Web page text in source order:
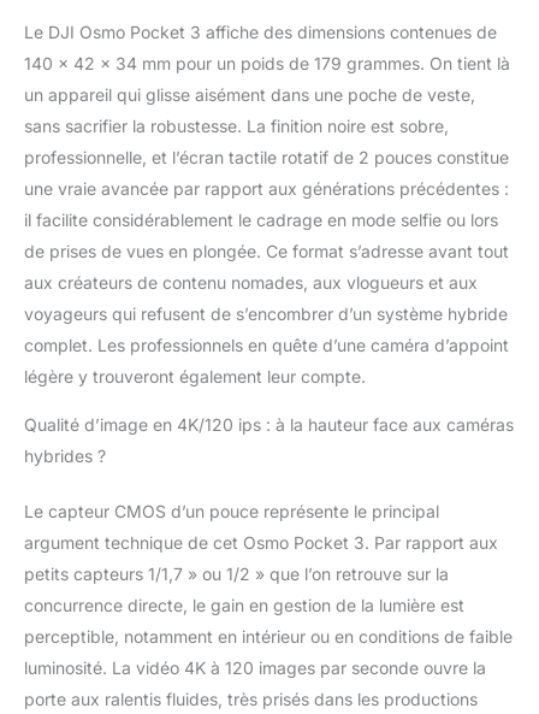
Pocket 3, qui peut être
pivoté pour les prises
de vue horizontales et
verticales. Des images
vidéos instables ! La
stabilisation mécanique
à 3 axes poussée de
Osmo Pocket 3 garantit
remarquable. Profitez
de séquences fluides
lors de la danse, la
poursuite d’animaux de
randonnée. Des Vlogs
concentré lors de vos
enregistrements en
mouvement. Installez
votre Osmo Pocket 3
sur un trépied et
mouvements : sauter,
danser ou pirouetter,
Le DJI Osmo Pocket 3 affiche des dimensions contenues de
140 x 42 x 34 mm pour un poids de 179 grammes. On tient là
un appareil qui glisse aisément dans une poche de veste,
sans sacrifier la robustesse. La finition noire est sobre,
professionnelle, et l’écran tactile rotatif de 2 pouces constitue
une vraie avancée par rapport aux générations précédentes :
il facilite considérablement le cadrage en mode selfie ou lors
de prises de vues en plongée. Ce format s’adresse avant tout
aux créateurs de contenu nomades, aux vlogueurs et aux
voyageurs qui refusent de s’encombrer d’un système hybride
complet. Les professionnels en quête d’une caméra d’appoint
légère y trouveront également leur compte.
Qualité d’image en 4K/120 ips : à la hauteur face aux caméras
hybrides ?
Le capteur CMOS d’un pouce représente le principal
argument technique de cet Osmo Pocket 3. Par rapport aux
petits capteurs 1/1,7 » ou 1/2 » que l’on retrouve sur la
concurrence directe, le gain en gestion de la lumière est
perceptible, notamment en intérieur ou en conditions de faible
luminosité. La vidéo 4K à 120 images par seconde ouvre la
porte aux ralentis fluides, très prisés dans les productions